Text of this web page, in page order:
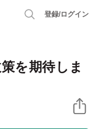
登録/ログイン
を期待しま